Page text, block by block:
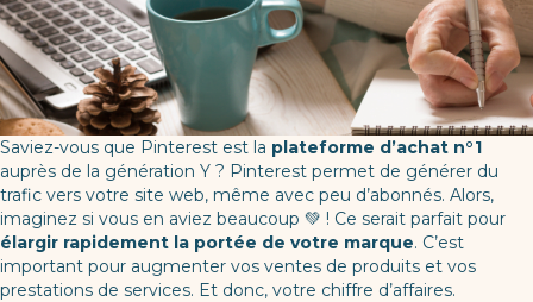
Saviez-vous que Pinterest est la plateforme d’achat n°1
auprès de la génération Y ? Pinterest permet de générer du
trafic vers votre site web, même avec peu d’abonnés. Alors,
imaginez si vous en aviez beaucoup 💚 ! Ce serait parfait pour
élargir rapidement la portée de votre marque. C’est
important pour augmenter vos ventes de produits et vos
prestations de services. Et donc, votre chiffre d’affaires.